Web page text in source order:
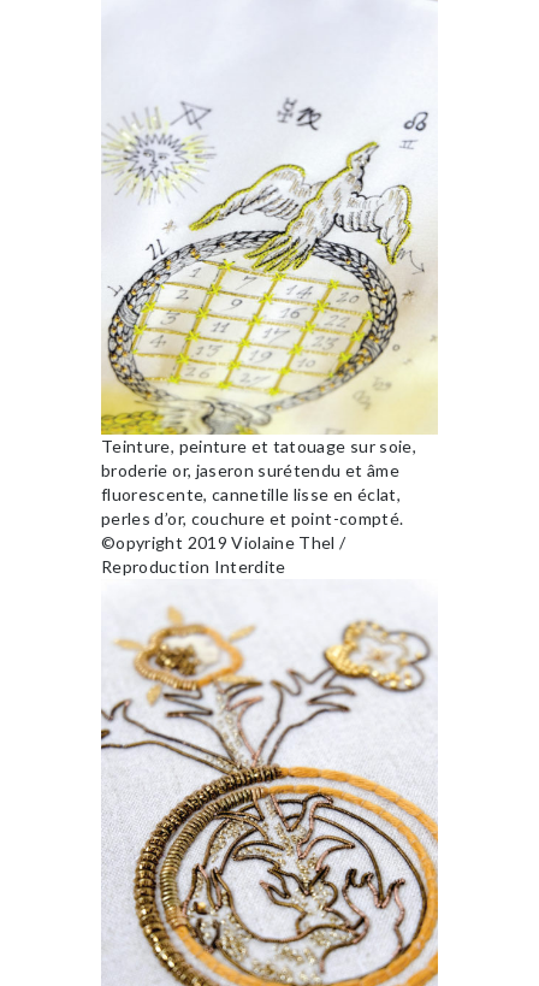
Teinture, peinture et tatouage sur soie,
broderie or, jaseron surétendu et âme
fluorescente, cannetille lisse en éclat,
perles d’or, couchure et point-compté.
©opyright 2019 Violaine Thel /
Reproduction Interdite